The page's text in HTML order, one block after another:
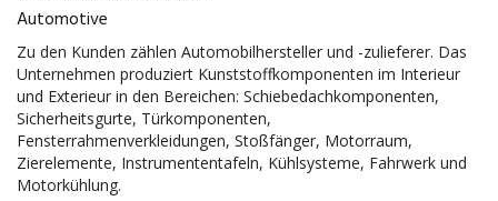
Automotive
Zu den Kunden zählen Automobilhersteller und -zulieferer. Das
Unternehmen produziert Kunststoffkomponenten im Interieur
und Exterieur in den Bereichen: Schiebedachkomponenten,
Sicherheitsgurte, Türkomponenten,
Fensterrahmenverkleidungen, Stoßfänger, Motorraum,
Zierelemente, Instrumententafeln, Kühlsysteme, Fahrwerk und
Motorkühlung.